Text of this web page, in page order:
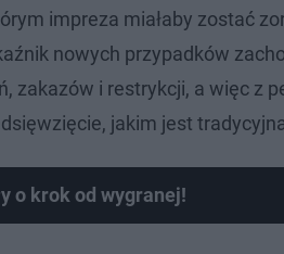
impreza miałaby zostać
nowych przypadków
zakazów i restrykcji, a więc z
jakim jest
o krok od wygranej!